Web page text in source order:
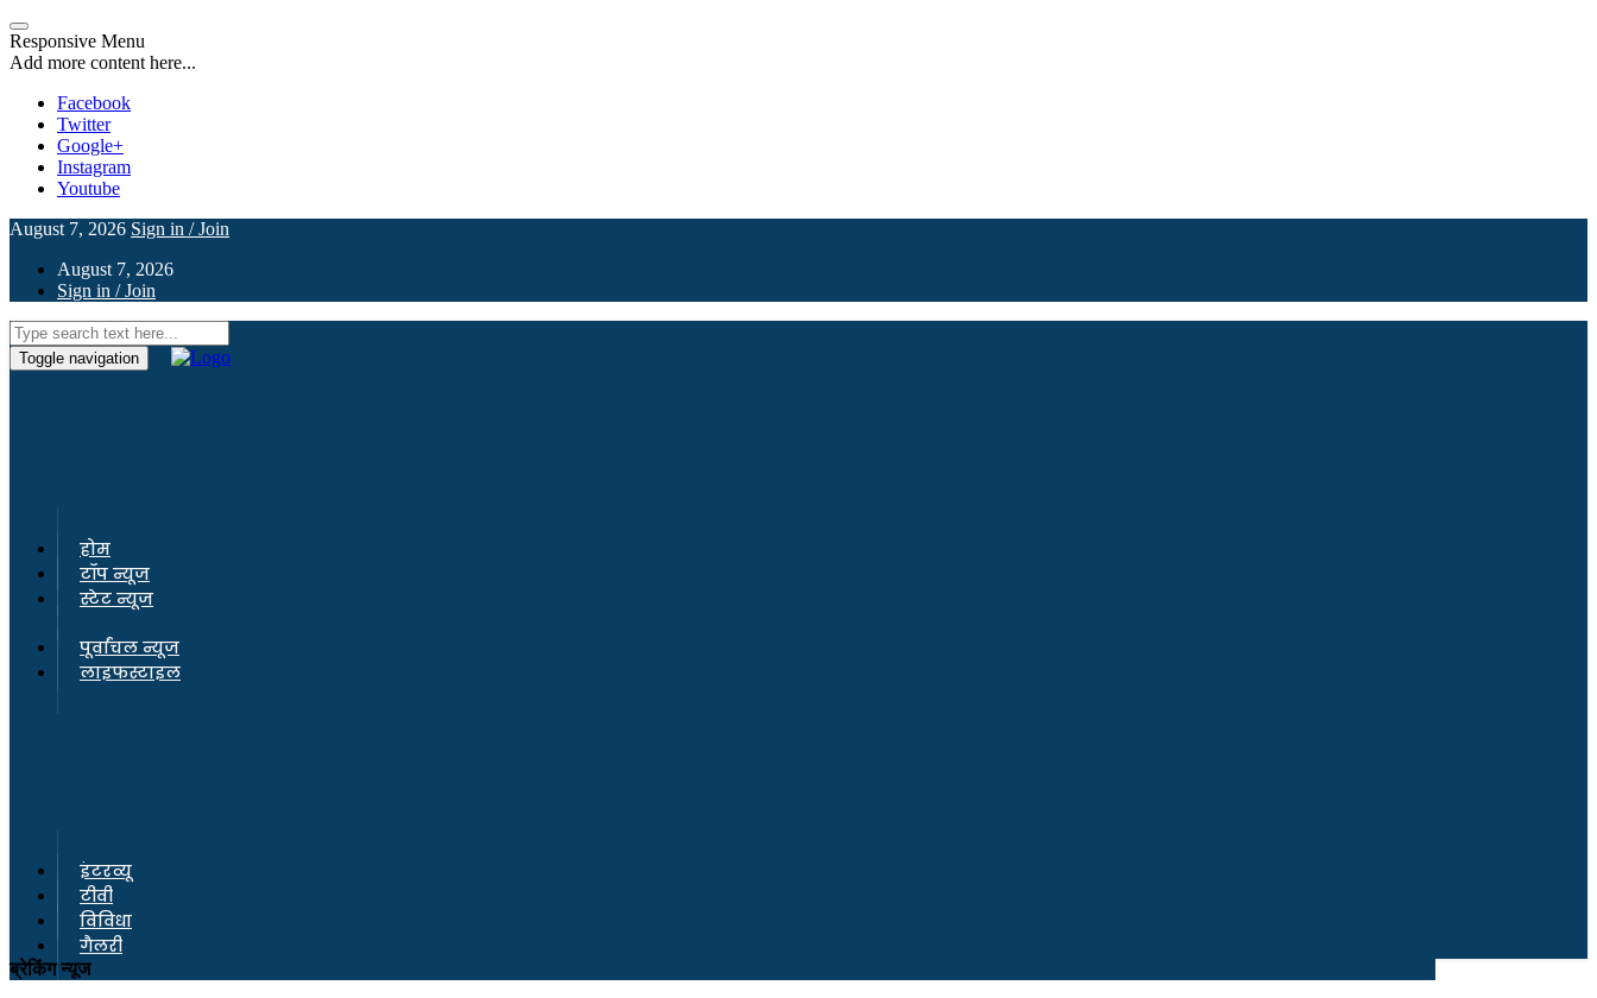
Responsive Menu
Add more content here...
Facebook
Twitter
Google+
Instagram
Youtube
August 7, 2026 Sign in / Join
August 7, 2026
Sign in / Join
Toggle navigation
होम
टॉप न्यूज
स्टेट न्यूज
पूर्वांचल न्यूज
लाइफस्टाइल
इंटरव्यू
टीवी
विविधा
गैलरी
ब्रेकिंग न्यूज